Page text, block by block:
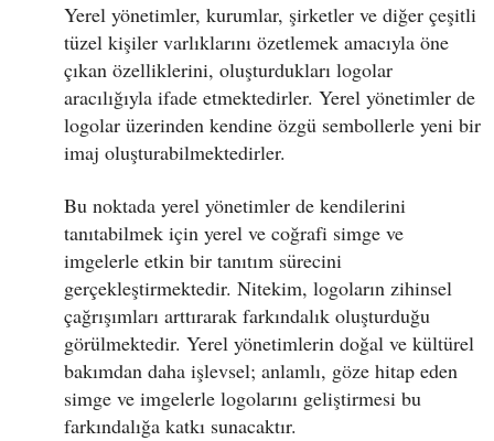
Yerel yönetimler, kurumlar, şirketler ve diğer çeşitli
tüzel kişiler varlıklarını özetlemek amacıyla öne
çıkan özelliklerini, oluşturdukları logolar
aracılığıyla ifade etmektedirler. Yerel yönetimler de
logolar üzerinden kendine özgü sembollerle yeni bir
imaj oluşturabilmektedirler.
Bu noktada yerel yönetimler de kendilerini
tanıtabilmek için yerel ve coğrafi simge ve
imgelerle etkin bir tanıtım sürecini
gerçekleştirmektedir. Nitekim, logoların zihinsel
çağrışımları arttırarak farkındalık oluşturduğu
görülmektedir. Yerel yönetimlerin doğal ve kültürel
bakımdan daha işlevsel; anlamlı, göze hitap eden
simge ve imgelerle logolarını geliştirmesi bu
farkındalığa katkı sunacaktır.